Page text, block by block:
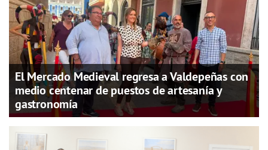
El Mercado Medieval regresa a Valdepeñas con
medio centenar de puestos de artesanía y
gastronomía